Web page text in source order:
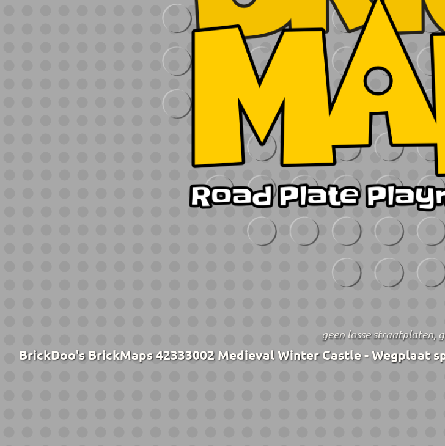
geen losse straatplaten,
BrickDoo's BrickMaps 42333002 Medieval Winter Castle - Wegplaat